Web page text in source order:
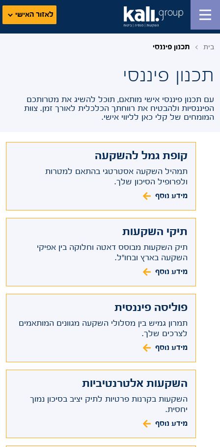
לאזור האישי
בית תכנון פיננסי
תכנון פיננסי
עם תכנון פיננסי אישי מותאם, תוכל להשיג את מטרותכם
הפיננסיות ולהבטיח את רווחתך הכלכלית לאורך זמן. צוות
המומחים של קלי כאן לליווי אישי.
קופת גמל להשקעה
תמהיל השקעה אסטרטגי בהתאם למטרות
ולפרופיל הסיכון שלך.
מידע נוסף
תיקי השקעות
תיק השקעות מבוסס דאטה וחלוקה בין אפיקי
השקעה בארץ ובחו"ל.
מידע נוסף
פוליסה פיננסית
תמרון גמיש בין מסלולי השקעה מגוונים המותאמים
לצרכים שלך.
מידע נוסף
השקעות אלטרנטיביות
השקעות בקרנות פרטיות לתיק יציב בסיכון נמוך
יחסית.
מידע נוסף